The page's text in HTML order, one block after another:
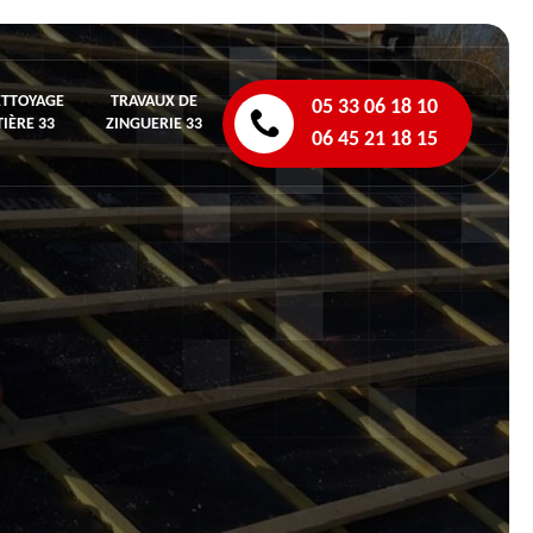
33
TRAVAUX DE
ZINGUERIE 33
05 33 06 18 10
06 45 21 18 15